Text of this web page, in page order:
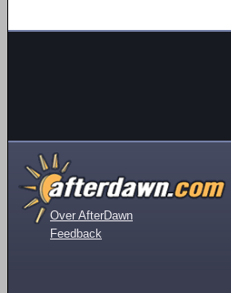
Over AfterDawn
Feedback